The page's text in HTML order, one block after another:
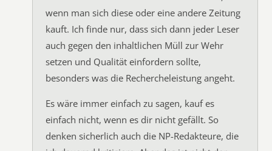
wenn man sich diese oder eine andere Zeitung
kauft. Ich finde nur, dass sich dann jeder Leser
auch gegen den inhaltlichen Müll zur Wehr
setzen und Qualität einfordern sollte,
besonders was die Rechercheleistung angeht.
Es wäre immer einfach zu sagen, kauf es
einfach nicht, wenn es dir nicht gefällt. So
denken sicherlich auch die NP-Redakteure, die